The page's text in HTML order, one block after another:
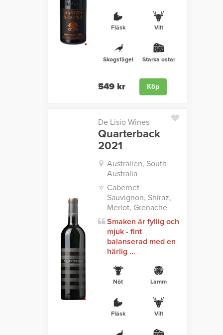
Fläsk Vilt
Skogsfågel Starka ostar
549 kr Köp
De Lisio Wines
Quarterback
2021
Australien, South
Australia
Cabernet
Sauvignon, Shiraz,
Merlot, Grenache
Smaken är fyllig och
mjuk - fint
balanserad med en
härlig ...
Nöt Lamm
Fläsk Vilt